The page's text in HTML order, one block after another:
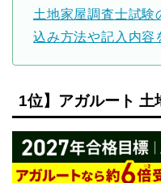
土地家屋調査士試験
込み方法や記入内容
1位】アガルート 土